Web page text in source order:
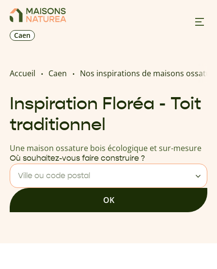
Caen
Nos offres
Prendre RDV
Accueil Caen Nos inspirations de maisons
Inspiration Floréa - Toit
traditionnel
Une maison ossature bois écologique et sur-mesure
Où souhaitez-vous faire construire ?
Ville ou code postal
OK